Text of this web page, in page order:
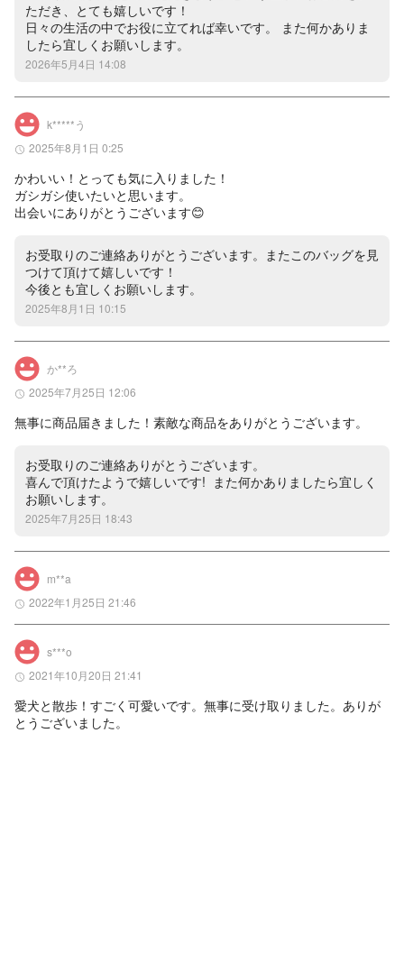
ただき、とても嬉しいです！
日々の生活の中でお役に立てれば幸いです。 また何かありま
したら宜しくお願いします。
2026年5月4日 14:08
k*****う
2025年8月1日 0:25
かわいい！とっても気に入りました！
ガシガシ使いたいと思います。
出会いにありがとうございます😊
お受取りのご連絡ありがとうございます。またこのバッグを見
つけて頂けて嬉しいです！
今後とも宜しくお願いします。
2025年8月1日 10:15
か**ろ
2025年7月25日 12:06
無事に商品届きました！素敵な商品をありがとうございます。
お受取りのご連絡ありがとうございます。
喜んで頂けたようで嬉しいです!  また何かありましたら宜しく
お願いします。
2025年7月25日 18:43
m**a
2022年1月25日 21:46
s***o
2021年10月20日 21:41
愛犬と散歩！すごく可愛いです。無事に受け取りました。ありが
とうございました。